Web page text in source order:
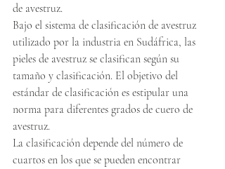
de avestruz.
Bajo el sistema de clasificación de avestruz
utilizado por la industria en Sudáfrica, las
pieles de avestruz se clasifican según su
tamaño y clasificación. El objetivo del
estándar de clasificación es estipular una
norma para diferentes grados de cuero de
avestruz.
La clasificación depende del número de
cuartos en los que se pueden encontrar